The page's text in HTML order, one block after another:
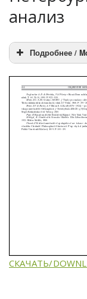
анализ
Подробнее /
СКАЧАТЬ/